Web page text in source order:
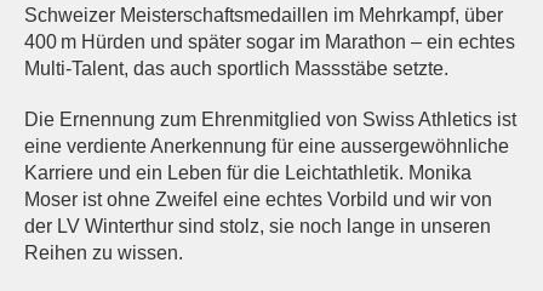
Schweizer Meisterschaftsmedaillen im Mehrkampf, über
400 m Hürden und später sogar im Marathon – ein echtes
Multi-Talent, das auch sportlich Massstäbe setzte.
Die Ernennung zum Ehrenmitglied von Swiss Athletics ist
eine verdiente Anerkennung für eine aussergewöhnliche
Karriere und ein Leben für die Leichtathletik. Monika
Moser ist ohne Zweifel eine echtes Vorbild und wir von
der LV Winterthur sind stolz, sie noch lange in unseren
Reihen zu wissen.